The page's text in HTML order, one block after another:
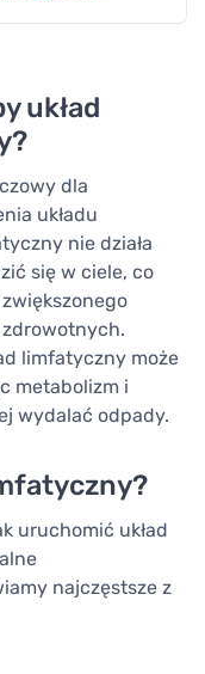
układ
dla
układu
nie działa
się w ciele, co
limfatyczny może
metabolizm i
wydalać odpady.
uruchomić układ
najczęstsze z